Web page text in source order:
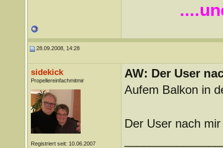
28.09.2008, 14:28
sidekick
Propellereinfachmitmir
Registriert seit: 10.06.2007
AW: Der User
Aufem Balkon in
Der User nach